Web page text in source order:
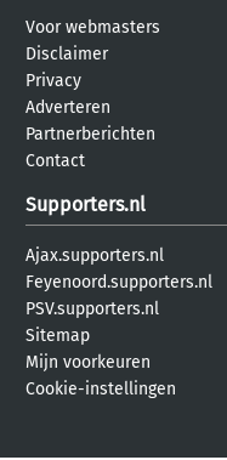
Voor webmasters
Disclaimer
Privacy
Adverteren
Partnerberichten
Contact
Supporters.nl
Ajax.supporters.nl
Feyenoord.supporters.nl
PSV.supporters.nl
Sitemap
Mijn voorkeuren
Cookie-instellingen